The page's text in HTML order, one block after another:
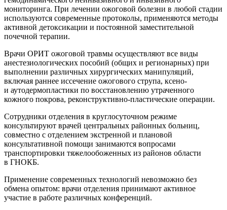
мониторинга. При лечении ожоговой болезни в любой стадии
используются современные протоколы, применяются методы
активной детоксикации и постоянной заместительной
почечной терапии.
Врачи ОРИТ ожоговой травмы осуществляют все виды
анестезиологических пособий (общих и регионарных) при
выполнении различных хирургических манипуляций,
включая раннее иссечение ожогового струпа, ксено-
и аутодермопластики по восстановлению утраченного
кожного покрова, реконструктивно-пластические операции.
Сотрудники отделения в круглосуточном режиме
консультируют врачей центральных районных больниц,
совместно с отделением экстренной и плановой
консультативной помощи занимаются вопросами
транспортировки тяжелообоженных из районов области
в ГНОКБ.
Применение современных технологий невозможно без
обмена опытом: врачи отделения принимают активное
участие в работе различных конференций.